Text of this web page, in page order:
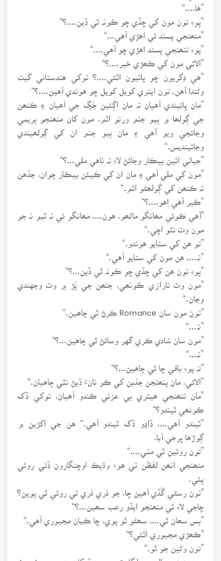
”ها....“
”پوءِ تون مون کي ڇڏي ڇو ڪونہ ٿي ڏين....؟“
”منھنجي پسند ئي اهڙي آهي...“
”پوءِ تنھنجي پسند اهڙي ڇو آهي....“
”الائي مون کي ڪھڙي خبر....؟“
”هي ڊگريون ڇو پاتيون اٿئي....؟ توکي هندستاني گيت
وڻندا آهن. تون ايتري کويل کويل ڇو هوندي آهين....؟“
”مان ڀائيندي آهيان تہ مان اڳئين جُڳ جي آهيان ۽ ڪنھن
جي ڳولھا ۾ ٻيو جنم ورتو اٿم، مون کان منھنجو پريمي
وڃائجي ويو آهي ۽ مان ٻيو جنم ان کي ڳولھيندي
وڃائينديس.“
”حياتي ائين بيڪار وڃائڻ لاءِ تہ ناهي ملي...؟“
”مون کي ملي آهي ۽ مان ان کي ڪيئن بيڪار چوان، جڏهن
تہ ڪنھن کي ڳولھڻو اٿم.“
”ڪير آهي اِهو....؟“
”آهي ڪوئي مھانگو ماڻھو. هون.... مھانگو ئي تہ ٿيو نہ جو
مون وٽ نٿو اچي.“
”تو هن کي ستايو هوندو.“
”نہ.... هن مون کي ستايو آهي.“
”پوءِ تون هن کي ڇڏي ڇو ڪونہ ٿي ڏين...؟“
”مون وٽ تارازي ڪونھي، جنھن جي پُڙ ۾ وٽ وجهندي
وڃان.“
”تون مون سان Romance ڪرڻ ٿي چاهين.“
”نہ...“
”مون سان شادي ڪري گهر وسائڻ ٿي چاهين...؟“
”نہ...“
”تہ پوءِ باقي ڇا ٿي چاهين...؟“
”الائي، مان پنھنجن جذبن کي ڪو نانءُ ڏيڻ نٿي چاهيان.“
”مان تنھنجي هيتري بي عزتي ڪندو آهيان، توکي ڏک
ڪونھي ٿيندو؟“
”ٿيندو آهي.... ڏاڍو ڏک ٿيندو آهي.“ هن جي اکڙين ۾
ڳوڙها ڀرجي آيا.
”تون روئين ٿي مٺي....“
منھنجي انھن لفظن تي هوءَ وڌيڪ اوڇنگارون ڏئي روئي
”تون رسڻي گُڏي آهين ڇا، جو ذري ذري تي روئي ٿي پوين؟
ڇاجي لاءِ ٿي منھنجو ايڏو رعب سھين...؟“
”بس سھان ٿي.... سھڻو ٿو پوي، ڇا ڪيان مجبوري آهي.“
”ڪھڙي مجبوري اٿئي؟“
”تون وڻين جو ٿو.“
مون پنھنجي البم ۾ لڳل تصويرون ڏيکاريون، هن هڪ هڪ